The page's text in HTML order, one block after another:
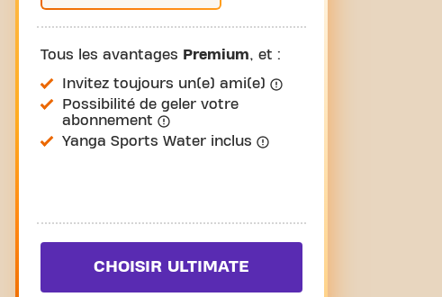
Tous les avantages Premium, et :
Invitez toujours un(e) ami(e)
Possibilité de geler votre
abonnement
Yanga Sports Water inclus
CHOISIR ULTIMATE